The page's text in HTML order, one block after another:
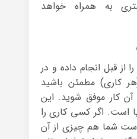
به همراه خواهد
از قبل انجام داده و در
کاری) مطمئن باشید
کار موفق شوید. این
است. اگر کسی کاری را
است شما هم چیزی از آن